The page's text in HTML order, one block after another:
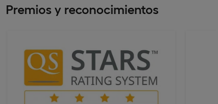
Premios y reconocimientos